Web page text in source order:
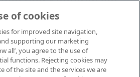
of cookies
for improved site navigation,
supporting our marketing
all’, you agree to the use of
functions. Rejecting cookies may
of the site and the services we are